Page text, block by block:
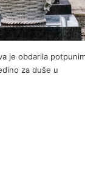
je obdarila
za duše u